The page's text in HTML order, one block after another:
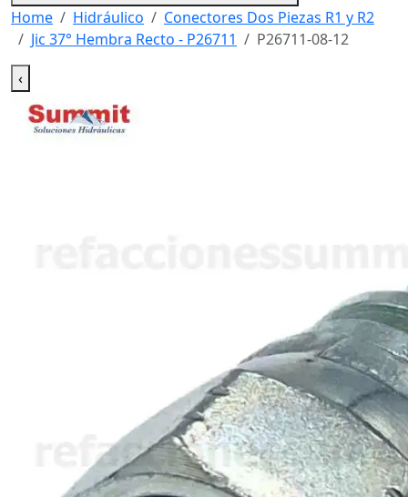
Home Hidráulico
Conectores Dos Piezas R1 y R2
Jic 37° Hembra Recto - P26711
P26711-08-12
‹